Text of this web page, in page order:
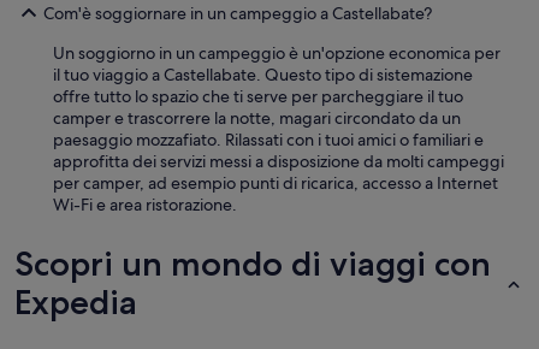
Com'è soggiornare in un campeggio a Castellabate?
Un soggiorno in un campeggio è un'opzione economica per
il tuo viaggio a Castellabate. Questo tipo di sistemazione
offre tutto lo spazio che ti serve per parcheggiare il tuo
camper e trascorrere la notte, magari circondato da un
paesaggio mozzafiato. Rilassati con i tuoi amici o familiari e
approfitta dei servizi messi a disposizione da molti campeggi
per camper, ad esempio punti di ricarica, accesso a Internet
Wi-Fi e area ristorazione.
Scopri un mondo di viaggi con
Expedia